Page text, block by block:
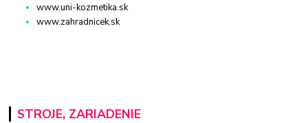
www.uni-kozmetika.sk
www.zahradnicek.sk
STROJE, ZARIADENIE